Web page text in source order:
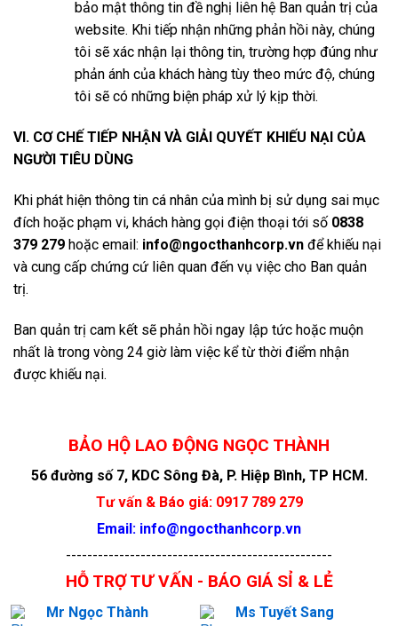
bảo mật thông tin đề nghị liên hệ Ban quản trị của
website. Khi tiếp nhận những phản hồi này, chúng
tôi sẽ xác nhận lại thông tin, trường hợp đúng như
phản ánh của khách hàng tùy theo mức độ, chúng
tôi sẽ có những biện pháp xử lý kịp thời.
VI. CƠ CHẾ TIẾP NHẬN VÀ GIẢI QUYẾT KHIẾU NẠI CỦA
NGƯỜI TIÊU DÙNG
Khi phát hiện thông tin cá nhân của mình bị sử dụng sai mục
đích hoặc phạm vi, khách hàng gọi điện thoại tới số 0838
379 279 hoặc email: info@ngocthanhcorp.vn để khiếu nại
và cung cấp chứng cứ liên quan đến vụ việc cho Ban quản
trị.
Ban quản trị cam kết sẽ phản hồi ngay lập tức hoặc muộn
nhất là trong vòng 24 giờ làm việc kể từ thời điểm nhận
được khiếu nại.
BẢO HỘ LAO ĐỘNG NGỌC THÀNH
56 đường số 7, KDC Sông Đà, P. Hiệp Bình, TP HCM.
Tư vấn & Báo giá: 0917 789 279
Email: info@ngocthanhcorp.vn
--------------------------------------------------
HỖ TRỢ TƯ VẤN - BÁO GIÁ SỈ & LẺ
Mr Ngọc Thành Ms Tuyết Sang